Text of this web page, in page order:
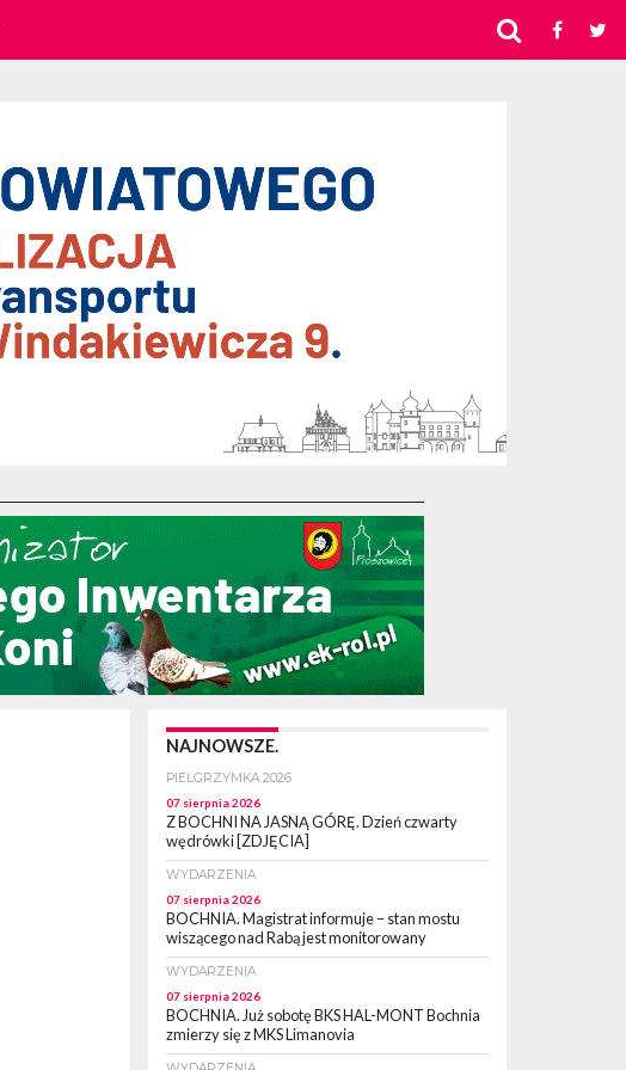
NAJNOWSZE.
PIELGRZYMKA 2026
07 sierpnia 2026
Z BOCHNI NA JASNĄ GÓRĘ. Dzień czwarty
wędrówki [ZDJĘCIA]
WYDARZENIA
07 sierpnia 2026
BOCHNIA. Magistrat informuje – stan mostu
wiszącego nad Rabą jest monitorowany
WYDARZENIA
07 sierpnia 2026
BOCHNIA. Już sobotę BKS HAL-MONT Bochnia
zmierzy się z MKS Limanovia